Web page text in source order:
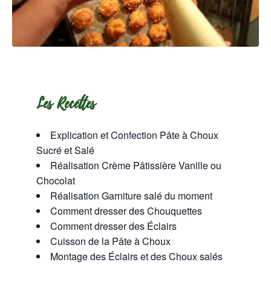
Les Recettes
Explication et Confection Pâte à Choux
Sucré et Salé
Réalisation Crème Pâtissière Vanille ou
Chocolat
Réalisation Garniture salé du moment
Comment dresser des Chouquettes
Comment dresser des Éclairs
Cuisson de la Pâte à Choux
Montage des Éclairs et des Choux salés